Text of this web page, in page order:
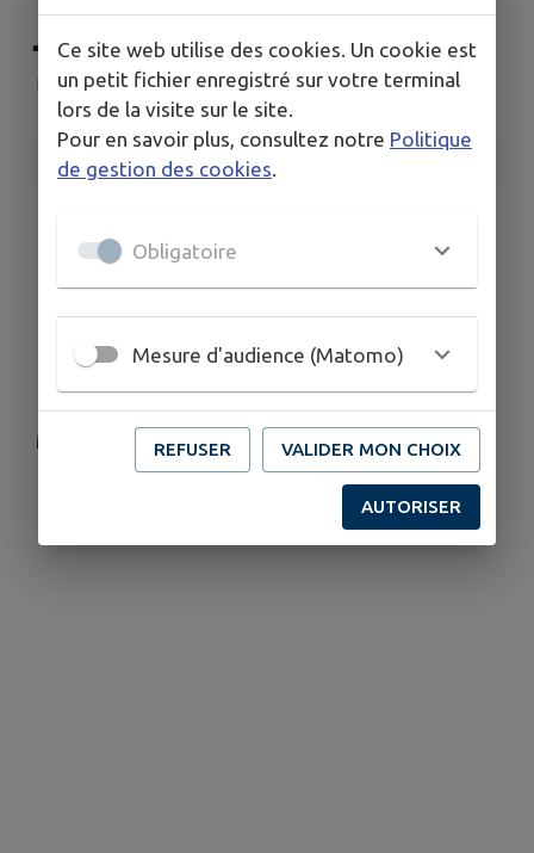
juillet
Nueil-sous-Faye
INFORMATIONS PRATIQUES
Nueil-sous-Faye
De 10h00 à 12h00
Merci de réserver votre repas .
Ce site web utilise des cookies. Un cookie est
un petit fichier enregistré sur votre terminal
lors de la visite sur le site.
Pour en savoir plus, consultez notre Politique
de gestion des cookies.
Obligatoire
Mesure d'audience (Matomo)
REFUSER VALIDER MON CHOIX
AUTORISER